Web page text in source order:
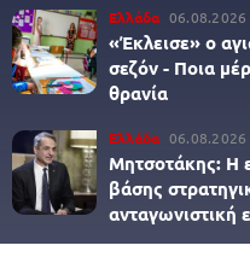
Ελλάδα 06.08.2026
«Έκλεισε» ο
σεζόν - Ποια
θρανία
Ελλάδα 06.08.2026
Μητσοτάκης: Η
βάσης
ανταγωνιστική